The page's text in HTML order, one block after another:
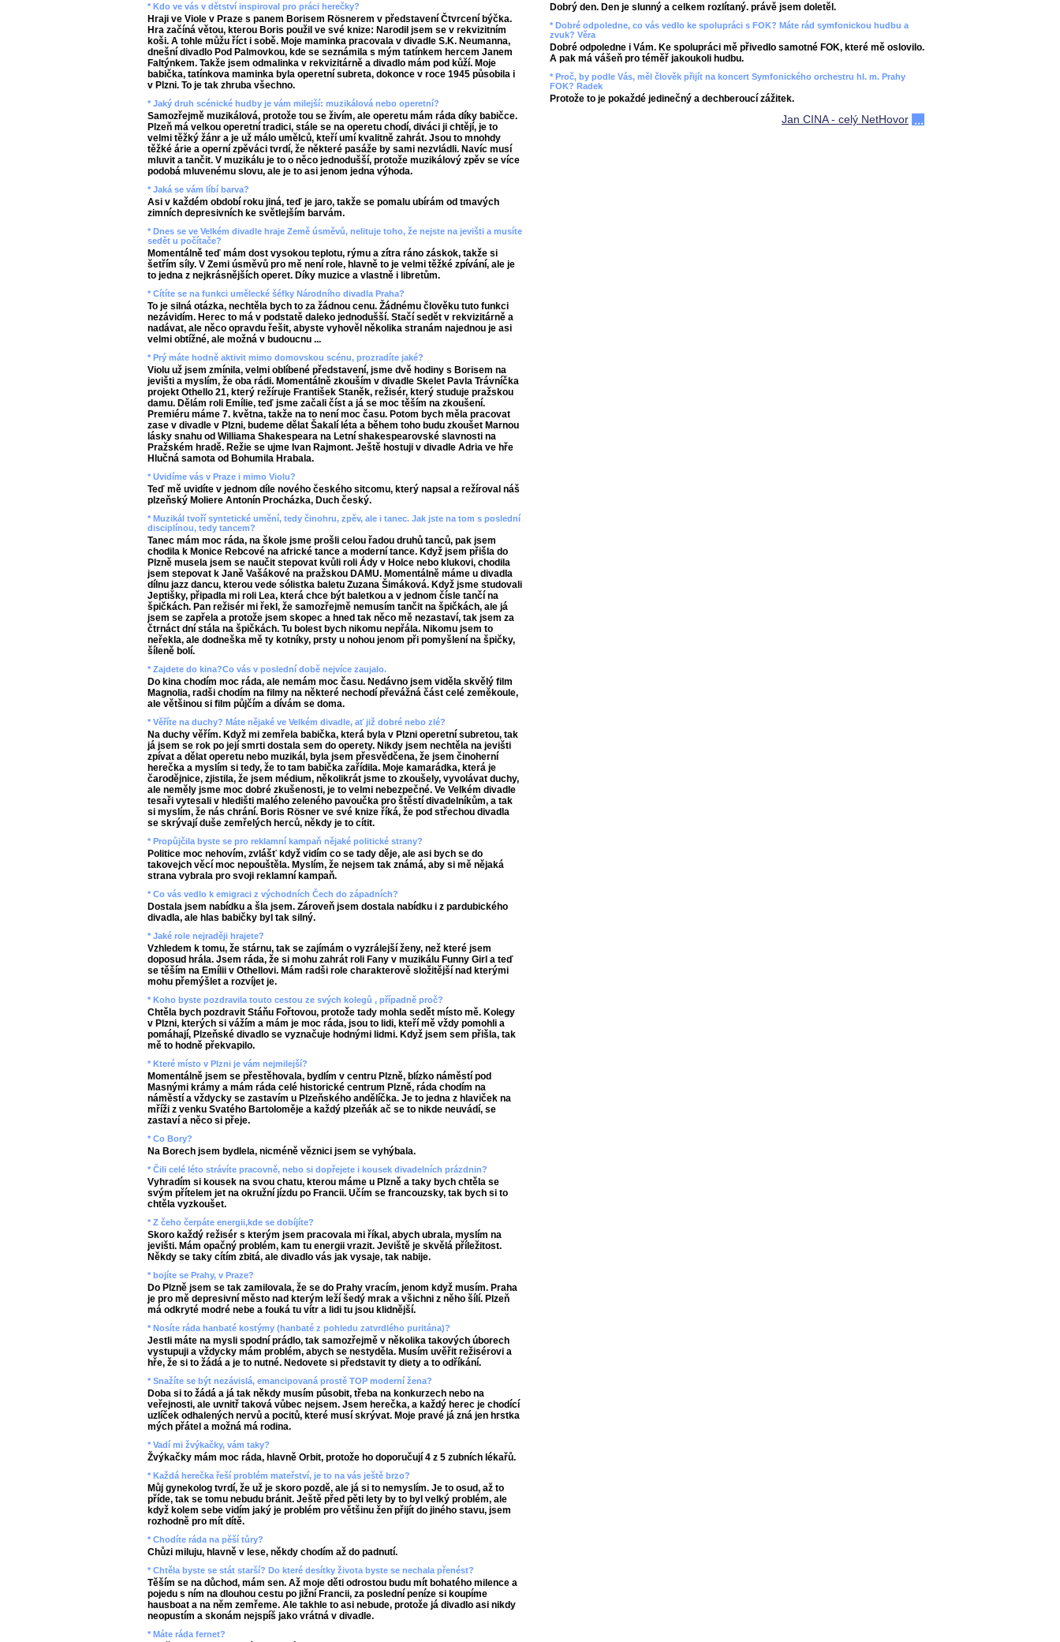
* Kdo ve vás v dětství inspiroval pro práci herečky?
Hraji ve Viole v Praze s panem Borisem Rösnerem v představení Čtvrcení býčka.
Hra začíná větou, kterou Boris použil ve své knize: Narodil jsem se v rekvizitním
koši. A tohle můžu říct i sobě. Moje maminka pracovala v divadle S.K. Neumanna,
dnešní divadlo Pod Palmovkou, kde se seznámila s mým tatínkem hercem Janem
Faltýnkem. Takže jsem odmalinka v rekvizitárně a divadlo mám pod kůží. Moje
babička, tatínkova maminka byla operetní subreta, dokonce v roce 1945 působila i
v Plzni. To je tak zhruba všechno.
* Jaký druh scénické hudby je vám milejší: muzikálová nebo operetní?
Samozřejmě muzikálová, protože tou se živím, ale operetu mám ráda díky babičce.
Plzeň má velkou operetní tradici, stále se na operetu chodí, diváci ji chtějí, je to
velmi těžký žánr a je už málo umělců, kteří umí kvalitně zahrát. Jsou to mnohdy
těžké árie a operní zpěváci tvrdí, že některé pasáže by sami nezvládli. Navíc musí
mluvit a tančit. V muzikálu je to o něco jednodušší, protože muzikálový zpěv se více
podobá mluvenému slovu, ale je to asi jenom jedna výhoda.
* Jaká se vám líbí barva?
Asi v každém období roku jiná, teď je jaro, takže se pomalu ubírám od tmavých
zimních depresivních ke světlejším barvám.
* Dnes se ve Velkém divadle hraje Země úsměvů, nelituje toho, že nejste na jevišti a musíte
sedět u počítače?
Momentálně teď mám dost vysokou teplotu, rýmu a zítra ráno záskok, takže si
šetřím síly. V Zemi úsměvů pro mě není role, hlavně to je velmi těžké zpívání, ale je
to jedna z nejkrásnějších operet. Díky muzice a vlastně i libretům.
* Cítíte se na funkci umělecké šéfky Národního divadla Praha?
To je silná otázka, nechtěla bych to za žádnou cenu. Žádnému člověku tuto funkci
nezávidím. Herec to má v podstatě daleko jednodušší. Stačí sedět v rekvizitárně a
nadávat, ale něco opravdu řešit, abyste vyhověl několika stranám najednou je asi
velmi obtížné, ale možná v budoucnu ...
* Prý máte hodně aktivit mimo domovskou scénu, prozradíte jaké?
Violu už jsem zmínila, velmi oblíbené představení, jsme dvě hodiny s Borisem na
jevišti a myslím, že oba rádi. Momentálně zkouším v divadle Skelet Pavla Trávníčka
projekt Othello 21, který režíruje František Staněk, režisér, který studuje pražskou
damu. Dělám roli Emílie, teď jsme začali číst a já se moc těším na zkoušení.
Premiéru máme 7. května, takže na to není moc času. Potom bych měla pracovat
zase v divadle v Plzni, budeme dělat Šakalí léta a během toho budu zkoušet Marnou
lásky snahu od Williama Shakespeara na Letní shakespearovské slavnosti na
Pražském hradě. Režie se ujme Ivan Rajmont. Ještě hostuji v divadle Adria ve hře
Hlučná samota od Bohumila Hrabala.
* Uvidíme vás v Praze i mimo Violu?
Teď mě uvidíte v jednom díle nového českého sitcomu, který napsal a režíroval náš
plzeňský Moliere Antonín Procházka, Duch český.
* Muzikál tvoří syntetické umění, tedy činohru, zpěv, ale i tanec. Jak jste na tom s poslední
disciplínou, tedy tancem?
Tanec mám moc ráda, na škole jsme prošli celou řadou druhů tanců, pak jsem
chodila k Monice Rebcové na africké tance a moderní tance. Když jsem přišla do
Plzně musela jsem se naučit stepovat kvůli roli Ády v Holce nebo klukovi, chodila
jsem stepovat k Janě Vašákové na pražskou DAMU. Momentálně máme u divadla
dílnu jazz dancu, kterou vede sólistka baletu Zuzana Šimáková. Když jsme studovali
Jeptišky, připadla mi roli Lea, která chce být baletkou a v jednom čísle tančí na
špičkách. Pan režisér mi řekl, že samozřejmě nemusím tančit na špičkách, ale já
jsem se zapřela a protože jsem skopec a hned tak něco mě nezastaví, tak jsem za
čtrnáct dní stála na špičkách. Tu bolest bych nikomu nepřála. Nikomu jsem to
neřekla, ale dodneška mě ty kotníky, prsty u nohou jenom při pomyšlení na špičky,
šíleně bolí.
* Zajdete do kina?Co vás v poslední době nejvíce zaujalo.
Do kina chodím moc ráda, ale nemám moc času. Nedávno jsem viděla skvělý film
Magnolia, radši chodím na filmy na některé nechodí převážná část celé zeměkoule,
ale většinou si film půjčím a dívám se doma.
* Věříte na duchy? Máte nějaké ve Velkém divadle, ať již dobré nebo zlé?
Na duchy věřím. Když mi zemřela babička, která byla v Plzni operetní subretou, tak
já jsem se rok po její smrti dostala sem do operety. Nikdy jsem nechtěla na jevišti
zpívat a dělat operetu nebo muzikál, byla jsem přesvědčena, že jsem činoherní
herečka a myslím si tedy, že to tam babička zařídila. Moje kamarádka, která je
čarodějnice, zjistila, že jsem médium, několikrát jsme to zkoušely, vyvolávat duchy,
ale neměly jsme moc dobré zkušenosti, je to velmi nebezpečné. Ve Velkém divadle
tesaři vytesali v hledišti malého zeleného pavoučka pro štěstí divadelníkům, a tak
si myslím, že nás chrání. Boris Rösner ve své knize říká, že pod střechou divadla
se skrývají duše zemřelých herců, někdy je to cítit.
* Propůjčila byste se pro reklamní kampaň nějaké politické strany?
Politice moc nehovím, zvlášť když vidím co se tady děje, ale asi bych se do
takovejch věcí moc nepouštěla. Myslím, že nejsem tak známá, aby si mě nějaká
strana vybrala pro svoji reklamní kampaň.
* Co vás vedlo k emigraci z východních Čech do západních?
Dostala jsem nabídku a šla jsem. Zároveň jsem dostala nabídku i z pardubického
divadla, ale hlas babičky byl tak silný.
* Jaké role nejraději hrajete?
Vzhledem k tomu, že stárnu, tak se zajímám o vyzrálejší ženy, než které jsem
doposud hrála. Jsem ráda, že si mohu zahrát roli Fany v muzikálu Funny Girl a teď
se těším na Emílii v Othellovi. Mám radši role charakterově složitější nad kterými
mohu přemýšlet a rozvíjet je.
* Koho byste pozdravila touto cestou ze svých kolegů , případně proč?
Chtěla bych pozdravit Stáňu Fořtovou, protože tady mohla sedět místo mě. Kolegy
v Plzni, kterých si vážím a mám je moc ráda, jsou to lidi, kteří mě vždy pomohli a
pomáhají, Plzeňské divadlo se vyznačuje hodnými lidmi. Když jsem sem přišla, tak
mě to hodně překvapilo.
* Které místo v Plzni je vám nejmilejší?
Momentálně jsem se přestěhovala, bydlím v centru Plzně, blízko náměstí pod
Masnými krámy a mám ráda celé historické centrum Plzně, ráda chodím na
náměstí a vždycky se zastavím u Plzeňského andělíčka. Je to jedna z hlaviček na
mříži z venku Svatého Bartoloměje a každý plzeňák ač se to nikde neuvádí, se
zastaví a něco si přeje.
* Co Bory?
Na Borech jsem bydlela, nicméně věznici jsem se vyhýbala.
* Čili celé léto strávíte pracovně, nebo si dopřejete i kousek divadelních prázdnin?
Vyhradím si kousek na svou chatu, kterou máme u Plzně a taky bych chtěla se
svým přítelem jet na okružní jízdu po Francii. Učím se francouzsky, tak bych si to
chtěla vyzkoušet.
* Z čeho čerpáte energii,kde se dobíjíte?
Skoro každý režisér s kterým jsem pracovala mi říkal, abych ubrala, myslím na
jevišti. Mám opačný problém, kam tu energii vrazit. Jeviště je skvělá příležitost.
Někdy se taky cítím zbitá, ale divadlo vás jak vysaje, tak nabije.
* bojíte se Prahy, v Praze?
Do Plzně jsem se tak zamilovala, že se do Prahy vracím, jenom když musím. Praha
je pro mě depresivní město nad kterým leží šedý mrak a všichni z něho šílí. Plzeň
má odkryté modré nebe a fouká tu vítr a lidi tu jsou klidnější.
* Nosíte ráda hanbaté kostýmy (hanbaté z pohledu zatvrdlého puritána)?
Jestli máte na mysli spodní prádlo, tak samozřejmě v několika takových úborech
vystupuji a vždycky mám problém, abych se nestyděla. Musím uvěřit režisérovi a
hře, že si to žádá a je to nutné. Nedovete si představit ty diety a to odříkání.
* Snažíte se být nezávislá, emancipovaná prostě TOP moderní žena?
Doba si to žádá a já tak někdy musím působit, třeba na konkurzech nebo na
veřejnosti, ale uvnitř taková vůbec nejsem. Jsem herečka, a každý herec je chodící
uzlíček odhalených nervů a pocitů, které musí skrývat. Moje pravé já zná jen hrstka
mých přátel a možná má rodina.
* Vadí mi žvýkačky, vám taky?
Žvýkačky mám moc ráda, hlavně Orbit, protože ho doporučují 4 z 5 zubních lékařů.
* Každá herečka řeší problém mateřství, je to na vás ještě brzo?
Můj gynekolog tvrdí, že už je skoro pozdě, ale já si to nemyslím. Je to osud, až to
příde, tak se tomu nebudu bránit. Ještě před pěti lety by to byl velký problém, ale
když kolem sebe vidím jaký je problém pro většinu žen přijít do jiného stavu, jsem
rozhodně pro mít dítě.
* Chodíte ráda na pěší tůry?
Chůzi miluju, hlavně v lese, někdy chodím až do padnutí.
* Chtěla byste se stát starší? Do které desítky života byste se nechala přenést?
Těším se na důchod, mám sen. Až moje děti odrostou budu mít bohatého milence a
pojedu s ním na dlouhou cestu po jižní Francii, za poslední peníze si koupíme
hausboat a na něm zemřeme. Ale takhle to asi nebude, protože já divadlo asi nikdy
neopustím a skonám nejspíš jako vrátná v divadle.
* Máte ráda fernet?
Dobrý den. Den je slunný a celkem rozlítaný. právě jsem doletěl.
* Dobré odpoledne, co vás vedlo ke spolupráci s FOK? Máte rád symfonickou hudbu a
zvuk? Věra
Dobré odpoledne i Vám. Ke spolupráci mě přivedlo samotné FOK, které mě oslovilo.
A pak má vášeň pro téměř jakoukoli hudbu.
* Proč, by podle Vás, měl člověk přijít na koncert Symfonického orchestru hl. m. Prahy
FOK? Radek
Protože to je pokaždé jedinečný a dechberoucí zážitek.
Jan CINA - celý NetHovor